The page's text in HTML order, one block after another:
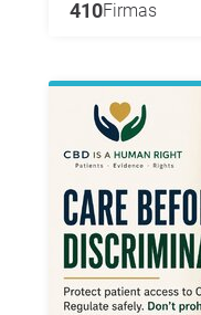
410Firmas